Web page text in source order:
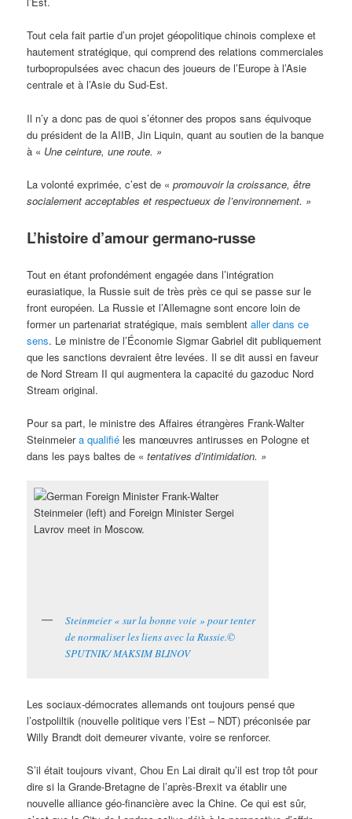
Tout cela fait partie d’un projet géopolitique chinois complexe et
hautement stratégique, qui comprend des relations commerciales
turbopropulsées avec chacun des joueurs de l’Europe à l’Asie
centrale et à l’Asie du Sud-Est.
Il n’y a donc pas de quoi s’étonner des propos sans équivoque
du président de la AIIB, Jin Liquin, quant au soutien de la banque
à « Une ceinture, une route. »
La volonté exprimée, c’est de «promouvoir la croissance, être
socialement acceptables et respectueux de l’environnement. »
L’histoire d’amour germano-russe
Tout en étant profondément engagée dans l’intégration
eurasiatique, la Russie suit de très près ce qui se passe sur le
front européen. La Russie et l’Allemagne sont encore loin de
former un partenariat stratégique, mais semblentaller dans ce
sens. Le ministre de l’Économie Sigmar Gabriel dit publiquement
que les sanctions devraient être levées. Il se dit aussi en faveur
de Nord Stream II qui augmentera la capacité du gazoduc Nord
Stream original.
Pour sa part, le ministre des Affaires étrangères Frank-Walter
Steinmeiera qualifié les manœuvres antirusses en Pologne et
dans les pays baltes de «tentatives d’intimidation. »
Steinmeier « sur la bonne voie » pour tenter
de normaliser les liens avec la Russie.©
SPUTNIK/ MAKSIM BLINOV
Les sociaux-démocrates allemands ont toujours pensé que
l’ostpoliltik (nouvelle politique vers l’Est – NDT) préconisée par
Willy Brandt doit demeurer vivante, voire se renforcer.
S’il était toujours vivant, Chou En Lai dirait qu’il est trop tôt pour
dire si la Grande-Bretagne de l’après-Brexit va établir une
nouvelle alliance géo-financière avec la Chine. Ce qui est sûr,